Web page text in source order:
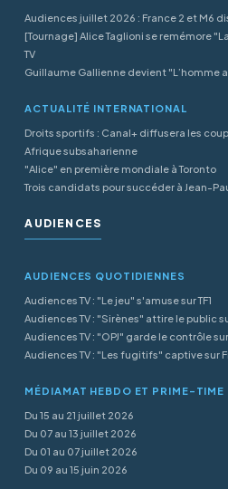
Audiences juillet 2026 : France 2 et M6
[Tournage] Alice Taglioni se remémore
TV
Guillaume Gallienne devient "L’homme
ACTUALITÉ INTERNATIONAL
Droits sportifs : Canal+ diffusera les
Afrique subsaharienne
"Alice" en première mondiale à Toronto
Trois candidats pour succéder à Jean-
AUDIENCES
AUDIENCES QUOTIDIENNES
Audiences TV : "Le jeu" s'amuse sur TF1
Audiences TV : "Sirènes" attire le public
Audiences TV : "OPJ" garde le contrôle
Audiences TV : "Les fugitifs" captive sur
MÉDIAMAT HEBDO ET PRIME-TIME
Du 15 au 21 juillet 2026
Du 07 au 13 juillet 2026
Du 01 au 07 juillet 2026
Du 09 au 15 juin 2026